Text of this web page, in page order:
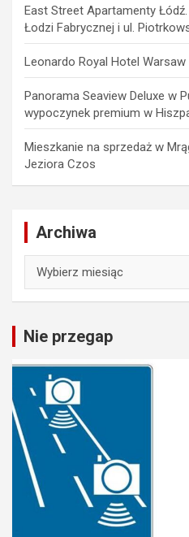
East Street Apartamenty
Łodzi Fabrycznej i ul.
Leonardo Royal Hotel Warsaw
Panorama Seaview Deluxe w
wypoczynek premium w
Mieszkanie na sprzedaż w
Jeziora Czos
Archiwa
Nie przegap